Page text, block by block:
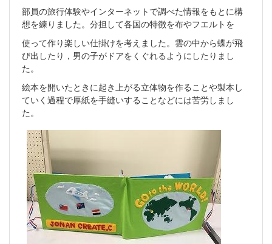
部員の旅行体験やインターネットで調べた情報をもとに構
想を練りました。分担して各国の特徴を布やフエルトを
使って作り楽しい仕掛けを考えました。雲の中から蝶が飛
び出したり，男の子がドアをくぐれるようにしたりまし
た。
絵本を開いたときに起き上がる立体物を作ることや製本し
ていく過程で厚紙を手縫いすることなどには苦労しまし
た。